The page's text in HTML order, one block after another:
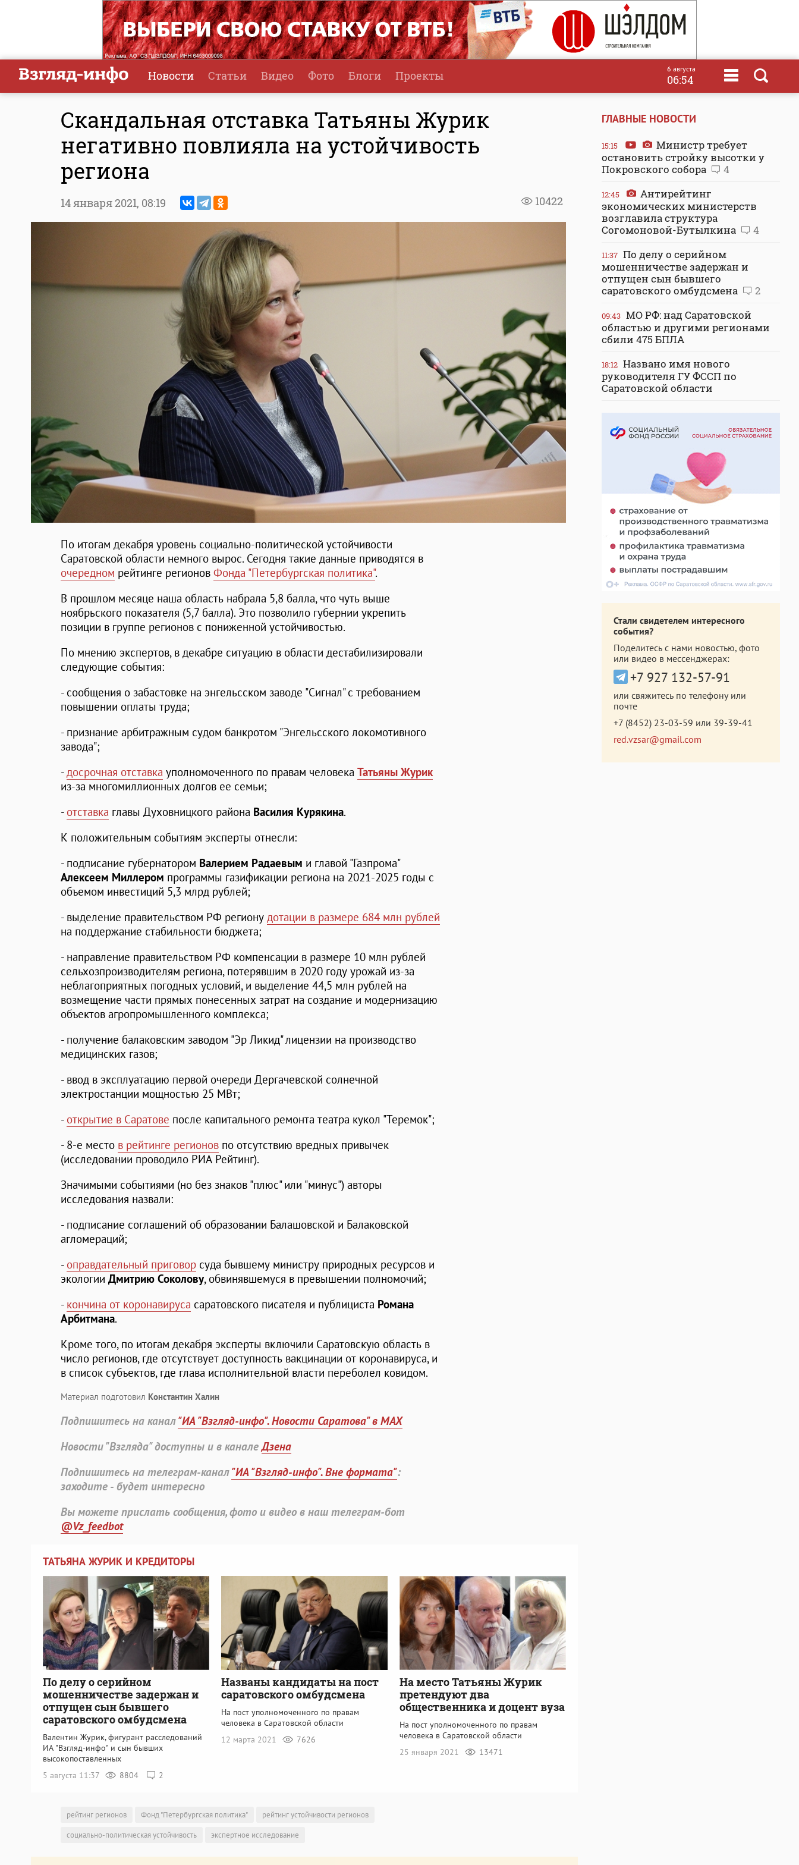
Новости Статьи Видео Фото Блоги Проекты 6 августа
06:54
Скандальная отставка Татьяны Журик
негативно повлияла на устойчивость
региона
10422
14 января 2021, 08:19
По итогам декабря уровень социально-политической устойчивости
Саратовской области немного вырос. Сегодня такие данные приводятся в
очередном рейтинге регионов Фонда "Петербургская политика".
В прошлом месяце наша область набрала 5,8 балла, что чуть выше
ноябрьского показателя (5,7 балла). Это позволило губернии укрепить
позиции в группе регионов с пониженной устойчивостью.
По мнению экспертов, в декабре ситуацию в области дестабилизировали
следующие события:
- сообщения о забастовке на энгельсском заводе "Сигнал" с требованием
повышении оплаты труда;
- признание арбитражным судом банкротом "Энгельсского локомотивного
завода";
-досрочная отставка уполномоченного по правам человека Татьяны Журик
из-за многомиллионных долгов ее семьи;
- отставка главы Духовницкого района Василия Курякина.
К положительным событиям эксперты отнесли:
- подписание губернатором Валерием Радаевым и главой "Газпрома"
Алексеем Миллером программы газификации региона на 2021-2025 годы с
объемом инвестиций 5,3 млрд рублей;
- выделение правительством РФ региону дотации в размере 684 млн рублей
на поддержание стабильности бюджета;
- направление правительством РФ компенсации в размере 10 млн рублей
сельхозпроизводителям региона, потерявшим в 2020 году урожай из-за
неблагоприятных погодных условий, и выделение 44,5 млн рублей на
возмещение части прямых понесенных затрат на создание и модернизацию
объектов агропромышленного комплекса;
- получение балаковским заводом "Эр Ликид" лицензии на производство
медицинских газов;
- ввод в эксплуатацию первой очереди Дергачевской солнечной
электростанции мощностью 25 МВт;
- открытие в Саратове после капитального ремонта театра кукол "Теремок";
- 8-е место в рейтинге регионов по отсутствию вредных привычек
(исследовании проводило РИА Рейтинг).
Значимыми событиями (но без знаков "плюс" или "минус") авторы
исследования назвали:
- подписание соглашений об образовании Балашовской и Балаковской
агломераций;
- оправдательный приговор суда бывшему министру природных ресурсов и
экологии Дмитрию Соколову, обвинявшемуся в превышении полномочий;
- кончина от коронавируса саратовского писателя и публициста Романа
Арбитмана.
Кроме того, по итогам декабря эксперты включили Саратовскую область в
число регионов, где отсутствует доступность вакцинации от коронавируса, и
в список субъектов, где глава исполнительной власти переболел ковидом.
Материал подготовил Константин Халин
Подпишитесь на канал"ИА "Взгляд-инфо". Новости Саратова" в MAX
Новости "Взгляда" доступны и в каналеДзена
Подпишитесь на телеграм-канал"ИА "Взгляд-инфо". Вне формата":
заходите - будет интересно
Вы можете прислать сообщения, фото и видео в наш телеграм-бот
@Vz_feedbot
ТАТЬЯНА ЖУРИК И КРЕДИТОРЫ
По делу о серийном
мошенничестве задержан и
отпущен сын бывшего
саратовского омбудсмена
Валентин Журик, фигурант расследований
ИА "Взгляд-инфо" и сын бывших
высокопоставленных
5 августа 11:37
8804 2
Названы кандидаты на пост
саратовского омбудсмена
На пост уполномоченного по правам
человека в Саратовской области
12 марта 2021
7626
На место Татьяны Журик
претендуют два
общественника и доцент вуза
На пост уполномоченного по правам
человека в Саратовской области
25 января 2021
13471
рейтинг регионов Фонд "Петербургская политика"
рейтинг устойчивости регионов
социально-политическая устойчивость
экспертное исследование
ГЛАВНЫЕ НОВОСТИ
15:15
Министр требует
остановить стройку высотки у
Покровского собора
4
12:45
Антирейтинг
экономических министерств
возглавила структура
Согомоновой-Бутылкина
4
11:37 По делу о серийном
мошенничестве задержан и
отпущен сын бывшего
саратовского омбудсмена
2
09:43 МО РФ: над Саратовской
областью и другими регионами
сбили 475 БПЛА
18:12 Названо имя нового
руководителя ГУ ФССП по
Саратовской области
Стали свидетелем интересного
события?
Поделитесь с нами новостью, фото
или видео в мессенджерах:
+7 927 132-57-91
или свяжитесь по телефону или
почте
+7 (8452) 23-03-59 или 39-39-41
red.vzsar@gmail.com